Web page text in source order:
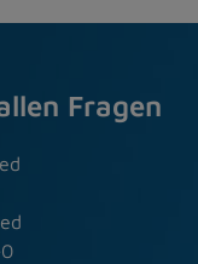
Fragen